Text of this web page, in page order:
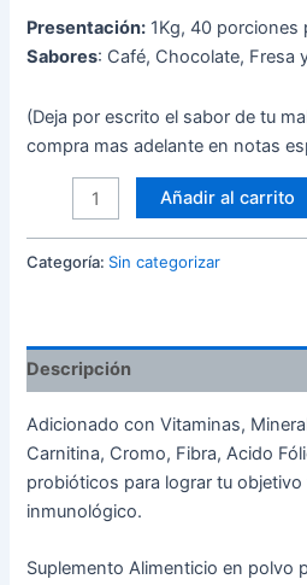
Presentación: 1Kg, 40 porciones
Sabores: Café, Chocolate, Fresa
(Deja por escrito el sabor de tu
compra mas adelante en notas
Añadir al carrito
Categoría: Sin categorizar
Descripción
Adicionado con Vitaminas,
Carnitina, Cromo, Fibra, Acido
probióticos para lograr tu
inmunológico.
Suplemento Alimenticio en polvo